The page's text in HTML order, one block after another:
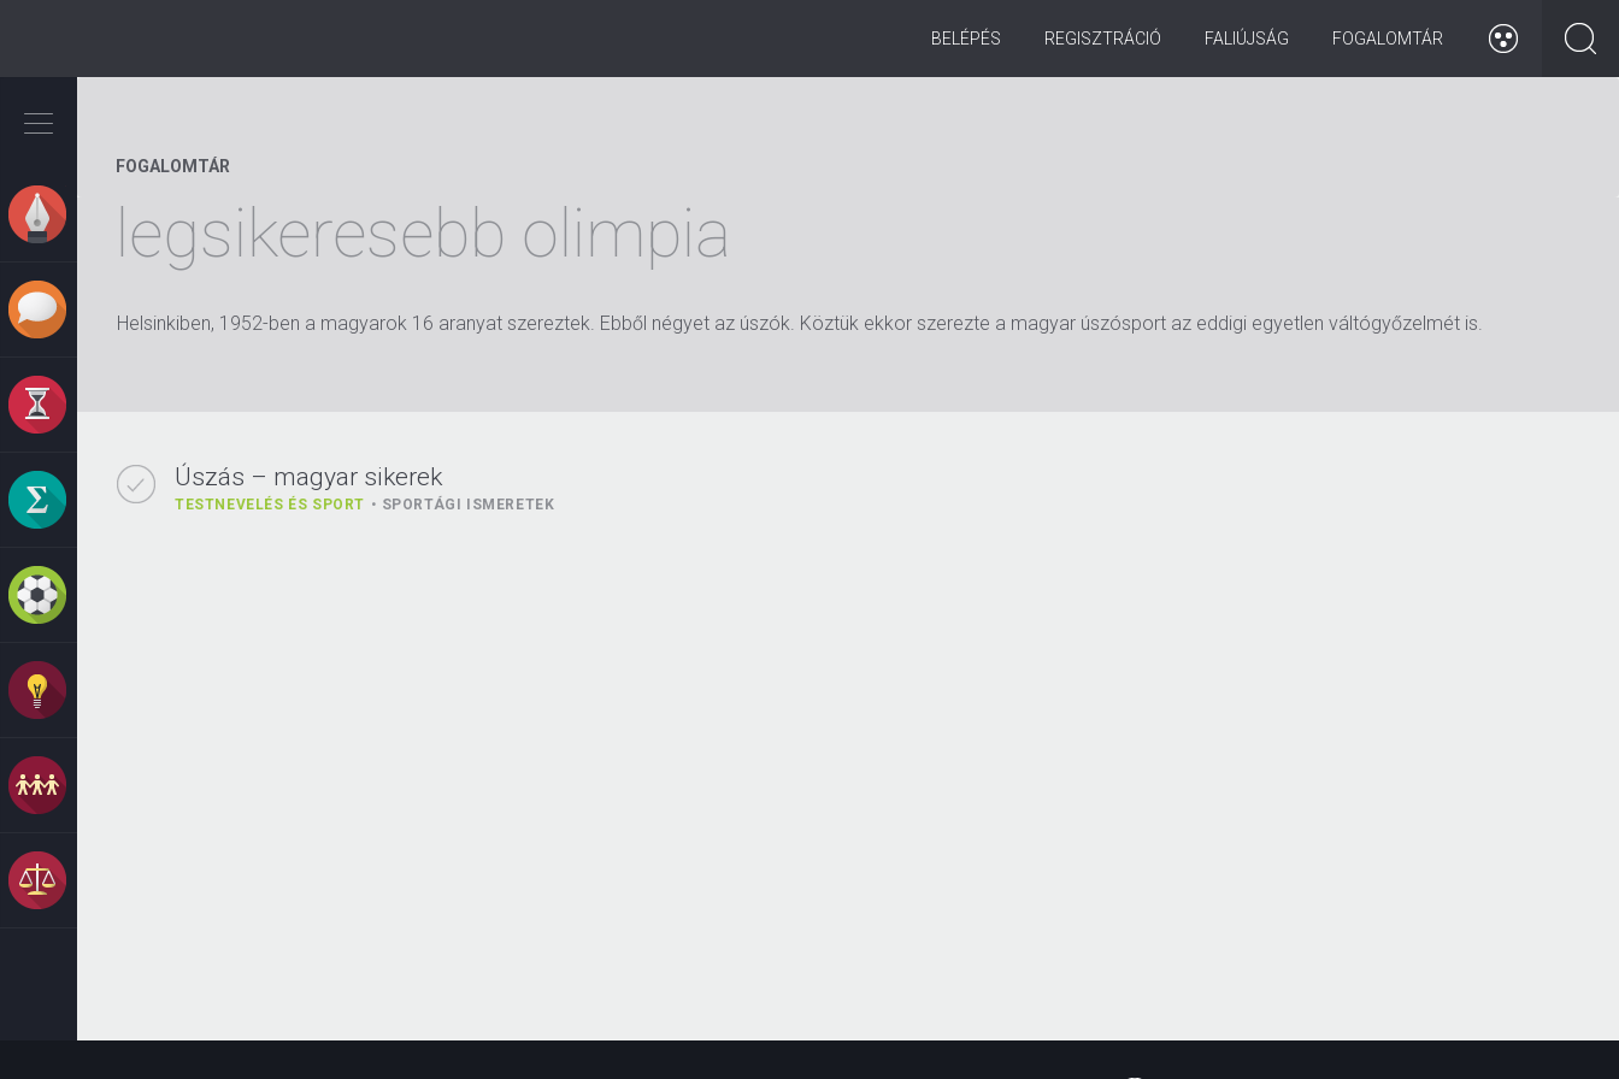
tartalomra
REGISZTRÁCIÓ FALIÚJSÁG FOGALOMTÁR
BELÉPÉS
FOGALOMTÁR
legsikeresebb olimpia
Helsinkiben, 1952-ben a magyarok 16 aranyat szereztek. Ebből négyet az úszók. Köztük ekkor szerezte a magyar úszósport az eddigi egyetlen váltógyőzelmét is.
Úszás – magyar sikerek
TESTNEVELÉS ÉS SPORT SPORTÁGI ISMERETEK